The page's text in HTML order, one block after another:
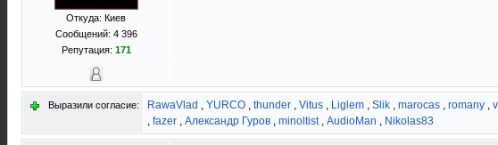
Откуда: Киев
Сообщений: 4 396
Репутация: 171
Выразили согласие: RawaVlad , YURCO , thunder , Vitus , Liglem , Slik , marocas , romany ,
, fazer , Александр Гуров , minoltist, AudioMan , Nikolas83